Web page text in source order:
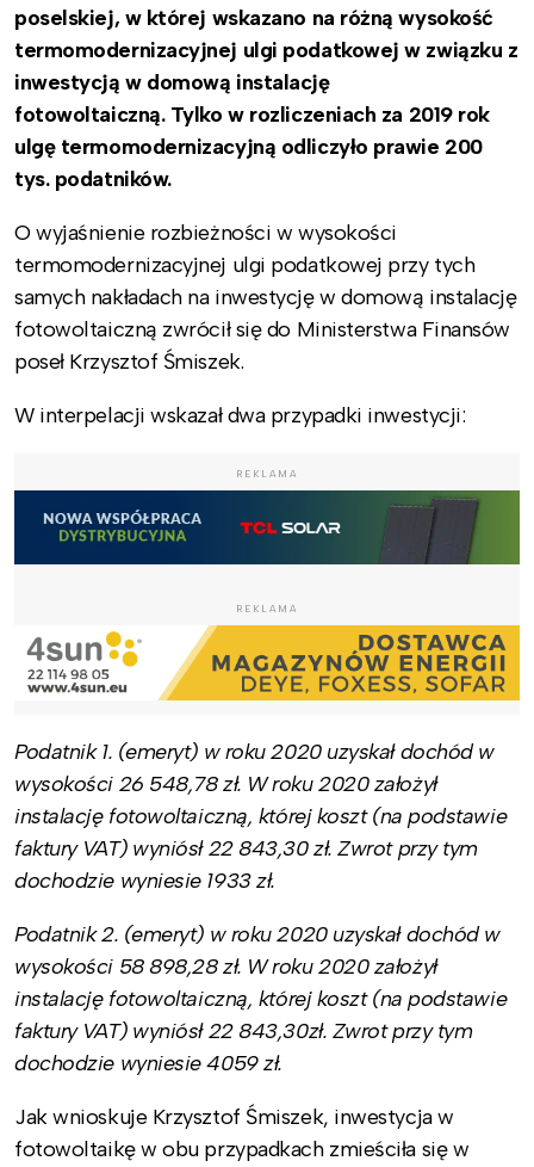
poselskiej, w której wskazano na różną wysokość
termomodernizacyjnej ulgi podatkowej w związku z
inwestycją w domową instalację
fotowoltaiczną. Tylko w rozliczeniach za 2019 rok
ulgę termomodernizacyjną odliczyło prawie 200
tys. podatników.
O wyjaśnienie rozbieżności w wysokości
termomodernizacyjnej ulgi podatkowej przy tych
samych nakładach na inwestycję w domową instalację
fotowoltaiczną zwrócił się do Ministerstwa Finansów
poseł Krzysztof Śmiszek.
W interpelacji wskazał dwa przypadki inwestycji:
REKLAMA
REKLAMA
Podatnik 1. (emeryt) w roku 2020 uzyskał dochód w
wysokości 26 548,78 zł. W roku 2020 założył
instalację fotowoltaiczną, której koszt (na podstawie
faktury VAT) wyniósł 22 843,30 zł. Zwrot przy tym
dochodzie wyniesie 1933 zł.
Podatnik 2. (emeryt) w roku 2020 uzyskał dochód w
wysokości 58 898,28 zł. W roku 2020 założył
instalację fotowoltaiczną, której koszt (na podstawie
faktury VAT) wyniósł 22 843,30zł. Zwrot przy tym
dochodzie wyniesie 4059 zł.
Jak wnioskuje Krzysztof Śmiszek, inwestycja w
fotowoltaikę w obu przypadkach zmieściła się w